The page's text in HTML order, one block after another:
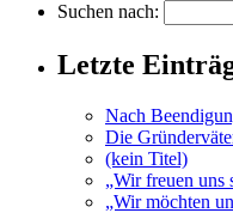
Suchen nach:
Letzte
Nach
Die
(kein Titel)
„Wir freuen uns
„Wir möchten